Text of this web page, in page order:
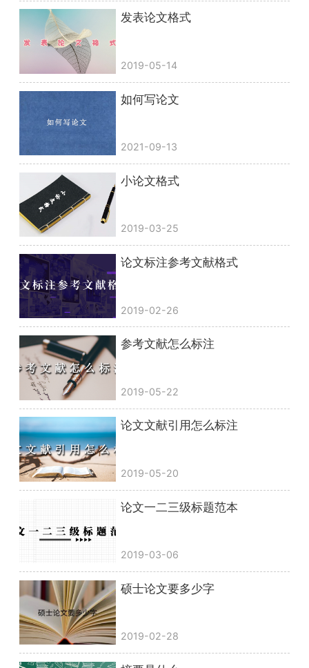
发表论文格式
2019-05-14
如何写论文
2021-09-13
小论文格式
2019-03-25
论文标注参考文献格式
2019-02-26
参考文献怎么标注
2019-05-22
论文文献引用怎么标注
2019-05-20
论文一二三级标题范本
2019-03-06
硕士论文要多少字
2019-02-28